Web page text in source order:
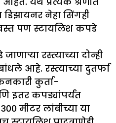
नेहा सिंगही
पण स्टायलिश कपडे
रस्त्याच्या दोन्ही
आहे. रस्त्याच्या दुतर्फा
कुर्ता-
इतर कपड्यांपर्यंत
मीटर लांबीच्या या